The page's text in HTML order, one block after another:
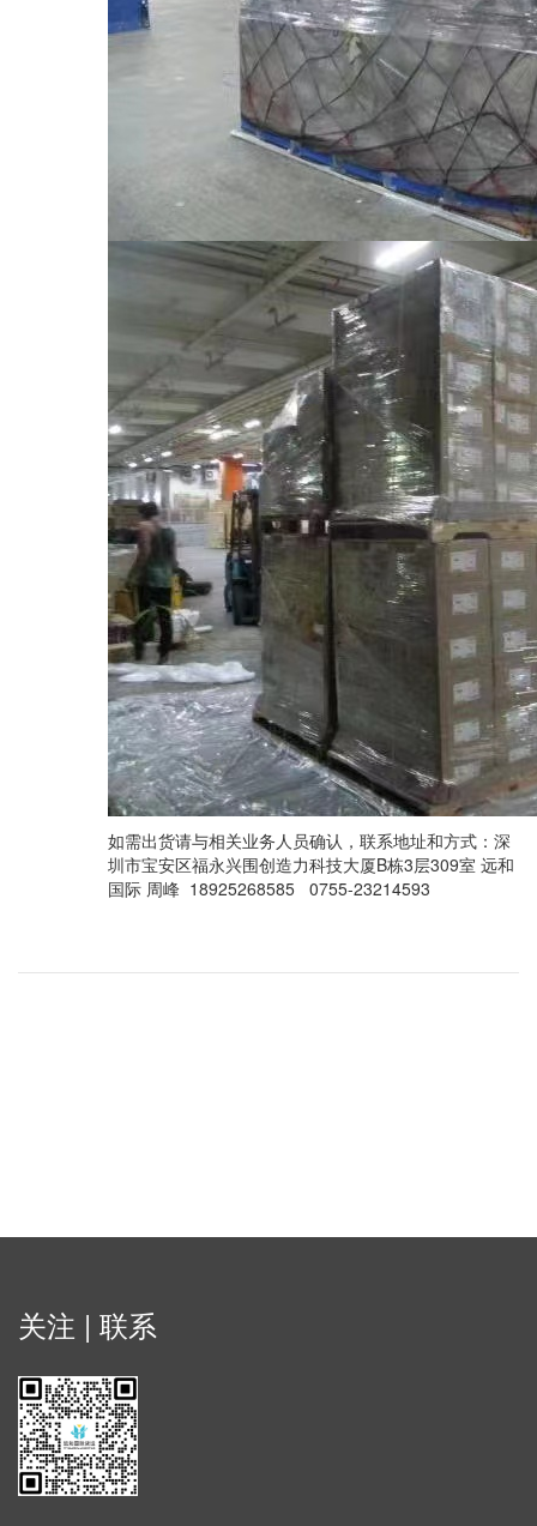
如需出货请与相关业务人员确认，联系地址和方式：深
圳市宝安区福永兴围创造力科技大厦B栋3层309室 远和
国际 周峰 18925268585 0755-23214593
关注 | 联系